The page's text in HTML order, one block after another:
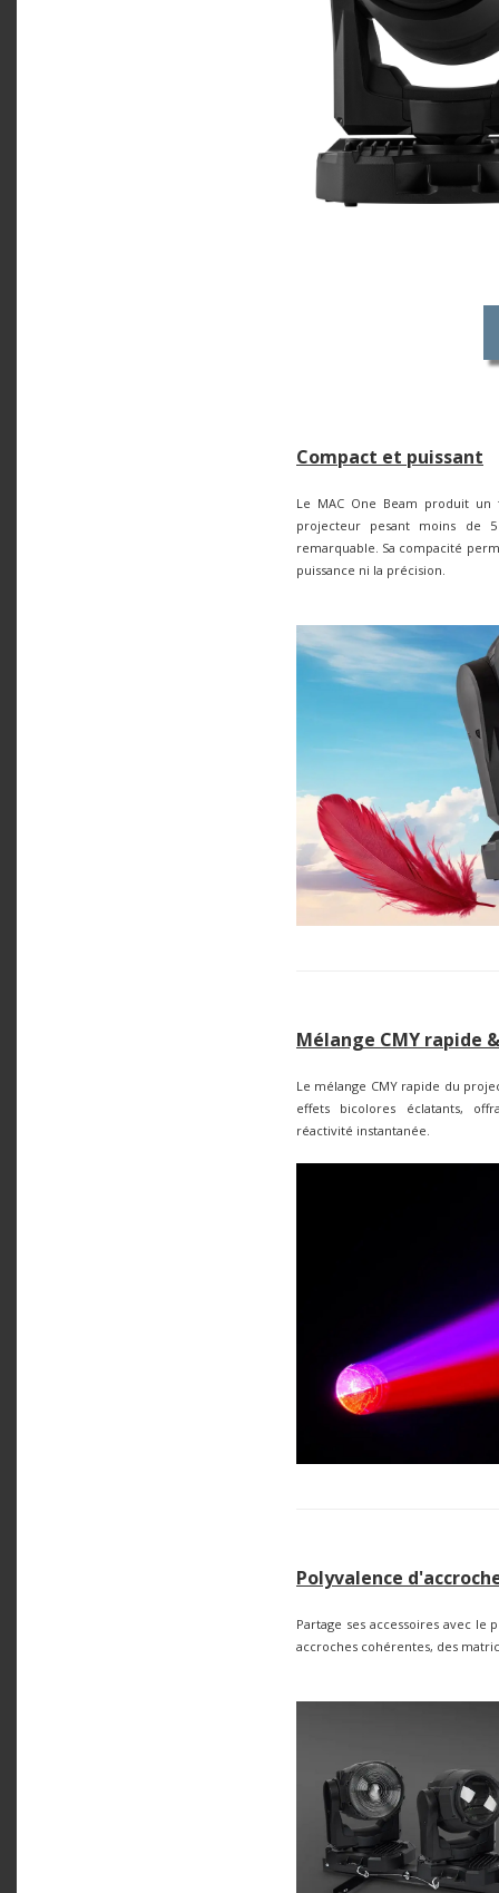
Compact et puissant
Le MAC One Beam produit
projecteur pesant moins de
remarquable. Sa compacité
puissance ni la précision.
Mélange CMY rapide
Le mélange CMY rapide du
effets bicolores éclatants,
réactivité instantanée.
Polyvalence
Partage ses accessoires avec
accroches cohérentes, des